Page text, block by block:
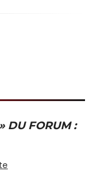
DU FORUM :